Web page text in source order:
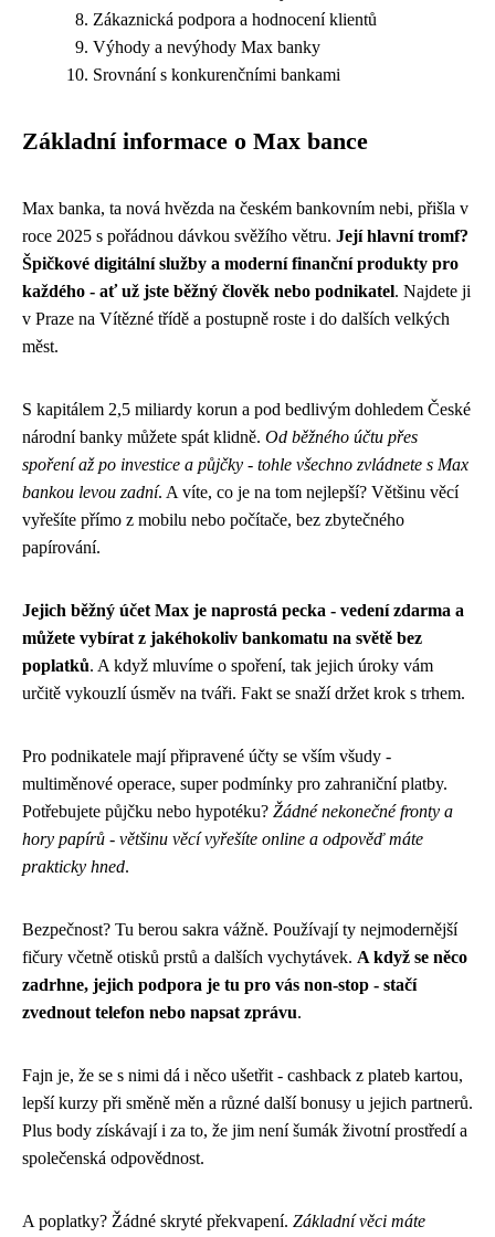
Zákaznická podpora a hodnocení klientů
Výhody a nevýhody Max banky
Srovnání s konkurenčními bankami
Základní informace o Max bance
Max banka, ta nová hvězda na českém bankovním nebi, přišla v
roce 2025 s pořádnou dávkou svěžího větru. Její hlavní tromf?
Špičkové digitální služby a moderní finanční produkty pro
každého - ať už jste běžný člověk nebo podnikatel. Najdete ji
v Praze na Vítězné třídě a postupně roste i do dalších velkých
měst.
S kapitálem 2,5 miliardy korun a pod bedlivým dohledem České
národní banky můžete spát klidně. Od běžného účtu přes
spoření až po investice a půjčky - tohle všechno zvládnete s Max
bankou levou zadní. A víte, co je na tom nejlepší? Většinu věcí
vyřešíte přímo z mobilu nebo počítače, bez zbytečného
papírování.
Jejich běžný účet Max je naprostá pecka - vedení zdarma a
můžete vybírat z jakéhokoliv bankomatu na světě bez
poplatků. A když mluvíme o spoření, tak jejich úroky vám
určitě vykouzlí úsměv na tváři. Fakt se snaží držet krok s trhem.
Pro podnikatele mají připravené účty se vším všudy -
multiměnové operace, super podmínky pro zahraniční platby.
Potřebujete půjčku nebo hypotéku? Žádné nekonečné fronty a
hory papírů - většinu věcí vyřešíte online a odpověď máte
prakticky hned.
Bezpečnost? Tu berou sakra vážně. Používají ty nejmodernější
fičury včetně otisků prstů a dalších vychytávek. A když se něco
zadrhne, jejich podpora je tu pro vás non-stop - stačí
zvednout telefon nebo napsat zprávu.
Fajn je, že se s nimi dá i něco ušetřit - cashback z plateb kartou,
lepší kurzy při směně měn a různé další bonusy u jejich partnerů.
Plus body získávají i za to, že jim není šumák životní prostředí a
společenská odpovědnost.
A poplatky? Žádné skryté překvapení. Základní věci máte